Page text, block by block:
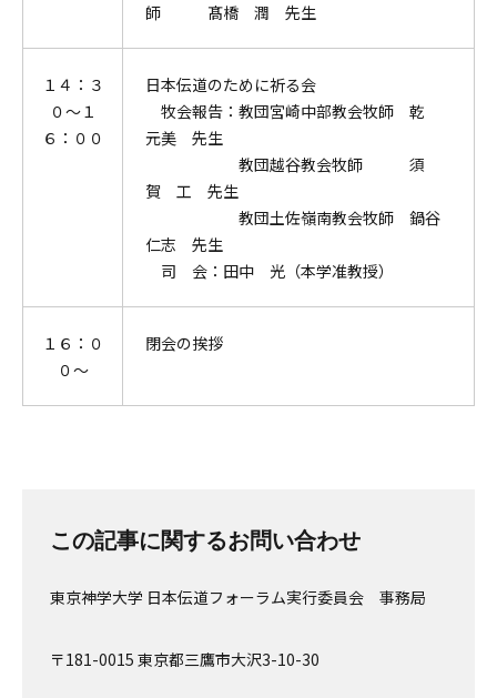
師 髙橋 潤 先生
１４：３
０～１
６：００
日本伝道のために祈る会
牧会報告：教団宮崎中部教会牧師 乾
元美 先生
教団越谷教会牧師 須
賀 工 先生
教団土佐嶺南教会牧師 鍋谷
仁志 先生
司 会：田中 光（本学准教授）
１６：０
０～
閉会の挨拶
この記事に関するお問い合わせ
東京神学大学 日本伝道フォーラム実行委員会 事務局
〒181-0015 東京都三鷹市大沢3-10-30